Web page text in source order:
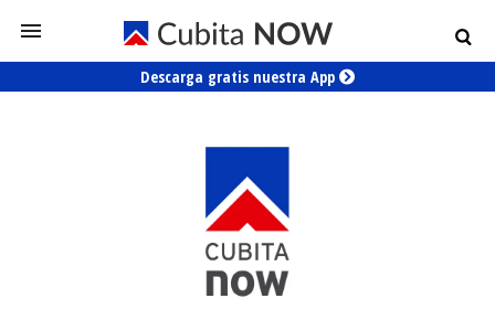
Descarga gratis nuestra App